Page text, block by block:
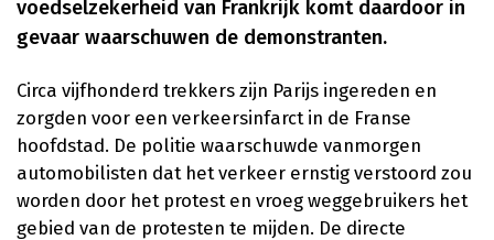
voedselzekerheid van Frankrijk komt daardoor in
gevaar waarschuwen de demonstranten.
Circa vijfhonderd trekkers zijn Parijs ingereden en
zorgden voor een verkeersinfarct in de Franse
hoofdstad. De politie waarschuwde vanmorgen
automobilisten dat het verkeer ernstig verstoord zou
worden door het protest en vroeg weggebruikers het
gebied van de protesten te mijden. De directe